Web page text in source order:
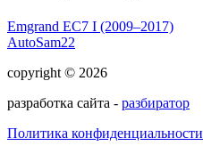
Emgrand EC7 I (2009–2017)
AutoSam22
copyright © 2026
разработка сайта - разбиратор
Политика конфиденциальности